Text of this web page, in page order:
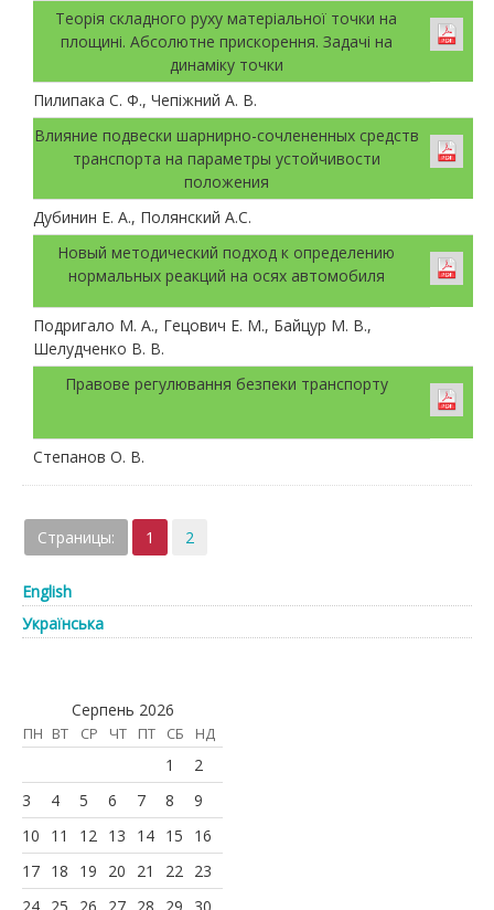
Теорія складного руху матеріальної точки на
площині. Абсолютне прискорення. Задачі на
динаміку точки
Пилипака С. Ф., Чепіжний А. В.
Влияние подвески шарнирно-сочлененных средств
транспорта на параметры устойчивости
положения
Дубинин Е. А., Полянский А.С.
Новый методический подход к определению
нормальных реакций на осях автомобиля
Подригало М. А., Гецович Е. М., Байцур М. В.,
Шелудченко В. В.
Правове регулювання безпеки транспорту
Степанов О. В.
Страницы: 1 2
English
Українська
Серпень 2026
ПН ВТ СР ЧТ ПТ СБ НД
1
2
3
4 5 6 7 8
9
10
11 12 13 14 15
16
17 18 19 20 21 22
23